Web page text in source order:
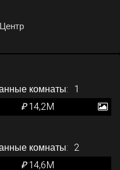
1
₽14,2M
2
₽14,6M